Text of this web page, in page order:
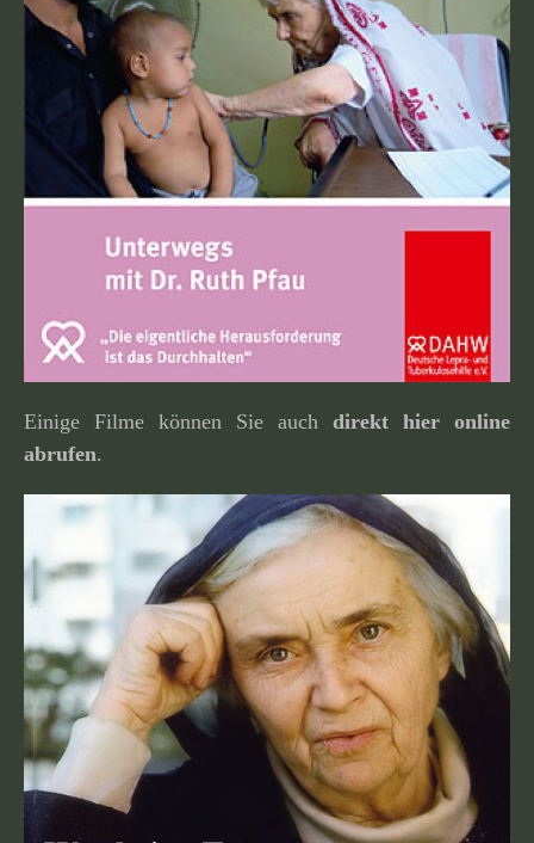
Einige Filme können Sie auch direkt hier online
abrufen.